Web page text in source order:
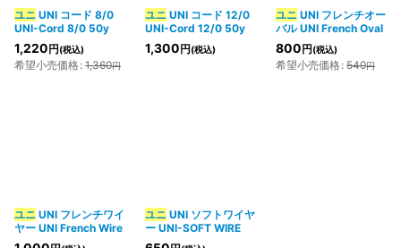
ユニ UNI コード 8/0
UNI-Cord 8/0 50y
1,220 円 (税込)
希望小売価格: 1,360円
ユニUNI コード 12/0
UNI-Cord 12/0 50y
1,300 円 (税込)
ユニUNI フレンチオー
バル UNI French Oval
800 円 (税込)
希望小売価格: 540円
ユニ UNI フレンチワイ
ヤー UNI French Wire
ユニUNI ソフトワイヤ
ー UNI-SOFT WIRE